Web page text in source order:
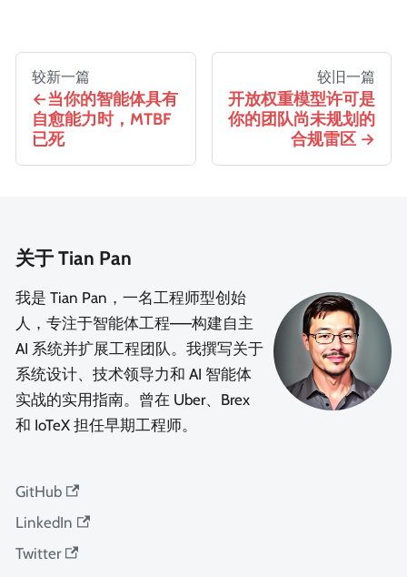
较新一篇
当你的智能体具有
自愈能力时，MTBF
已死
较旧一篇
开放权重模型许可是
你的团队尚未规划的
合规雷区
关于 Tian Pan
我是 Tian Pan，一名工程师型创始
人，专注于智能体工程——构建自主
AI 系统并扩展工程团队。我撰写关于
系统设计、技术领导力和 AI 智能体
实战的实用指南。曾在 Uber、Brex
和 IoTeX 担任早期工程师。
GitHub
LinkedIn
Twitter